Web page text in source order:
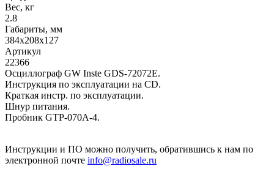
Вес, кг
2.8
Габариты, мм
384х208х127
Артикул
22366
Осциллограф GW Inste GDS-72072E.
Инструкция по эксплуатации на CD.
Краткая инстр. по эксплуатации.
Шнур питания.
Пробник GTP-070A-4.
Инструкции и ПО можно получить, обратившись к нам по
электронной почте info@radiosale.ru